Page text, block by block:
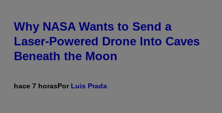
Why NASA Wants to Send a
Laser-Powered Drone Into Caves
Beneath the Moon
hace 7 horasPor Luis Prada